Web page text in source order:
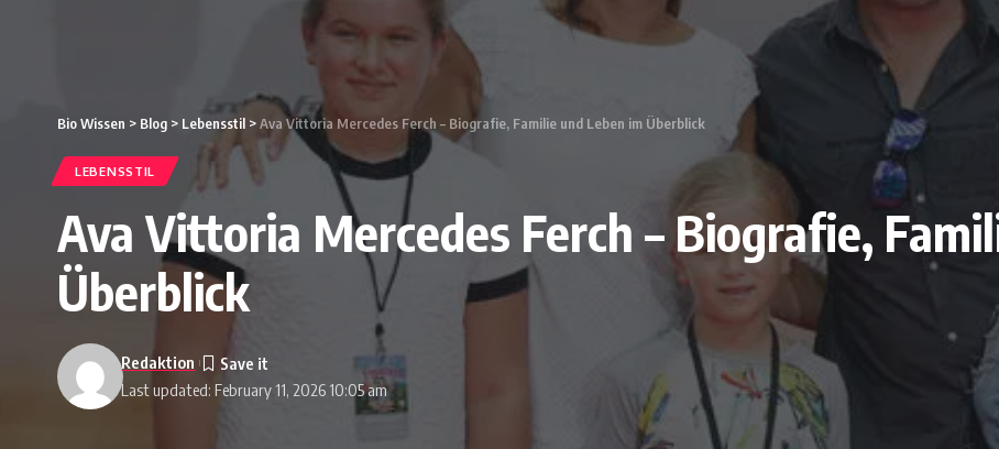
Bio Wissen > Blog > Lebensstil >Ava Vittoria Mercedes Ferch – Biografie, Familie und Leben im Überblick
LEBENSSTIL
Ava Vittoria Mercedes Ferch – Biografie,
Überblick
Last updated: February 11, 2026 10:05 am
Redaktion